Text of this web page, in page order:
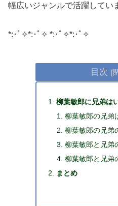
幅広いジャンルで活躍してい
*:･ﾟ✧*:･ﾟ✧ *:･ﾟ✧*:･ﾟ✧
目次
柳葉敏郎に兄弟は
柳葉敏郎の兄弟
柳葉敏郎の兄弟
柳葉敏郎と兄弟
柳葉敏郎と兄弟
まとめ